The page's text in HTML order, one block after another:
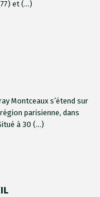
et (...)
Montceaux s’étend sur
parisienne, dans
à 30 (...)